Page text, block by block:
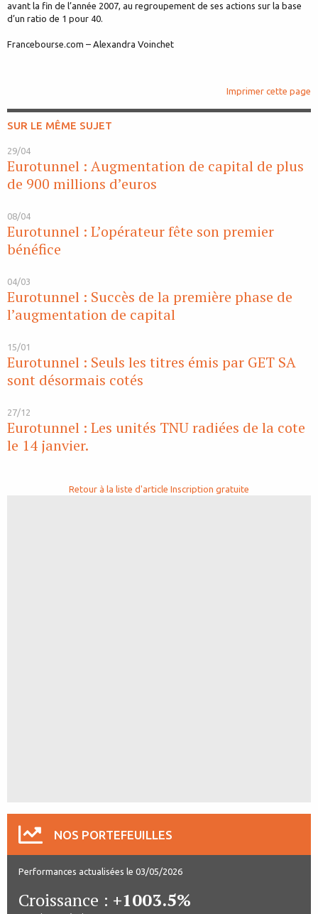
avant la fin de l’année 2007, au regroupement de ses actions sur la base
d’un ratio de 1 pour 40.
Francebourse.com – Alexandra Voinchet
Imprimer cette page
SUR LE MÊME SUJET
29/04
Eurotunnel : Augmentation de capital de plus
de 900 millions d’euros
08/04
Eurotunnel : L’opérateur fête son premier
bénéfice
04/03
Eurotunnel : Succès de la première phase de
l’augmentation de capital
15/01
Eurotunnel : Seuls les titres émis par GET SA
sont désormais cotés
27/12
Eurotunnel : Les unités TNU radiées de la cote
le 14 janvier.
Retour à la liste d'article Inscription gratuite
NOS PORTEFEUILLES
Performances actualisées le 03/05/2026
Croissance : +1003.5%